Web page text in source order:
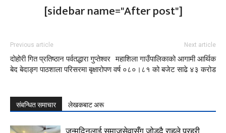
[sidebar name="After post"]
Previous article
दोहोरी गित प्रतिष्ठान पर्वतद्धारा गुप्तेश्वर
बेद बेदाङ्ग पाठशाला परिसरमा बृक्षारोपण
Next article
महाशिला गाउँपालिकाको आगामी आर्थिक
वर्ष ०८०।८१ को बजेट साढे ४३ करोड
संबन्धित समाचार लेखकबाट अरू
जन्मदिनलाई समाजसेवासँग जोड्दै राहले प्रहरी